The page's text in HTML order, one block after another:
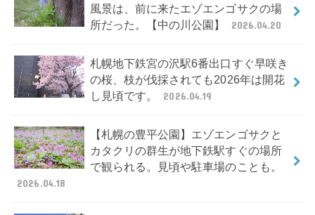
風景は、前に来たエゾエンゴサクの場
所だった。【中の川公園】
2026.04.20
札幌地下鉄宮の沢駅6番出口すぐ早咲き
の桜、枝が伐採されても2026年は開花
し見頃です。
2026.04.19
【札幌の豊平公園】エゾエンゴサクと
カタクリの群生が地下鉄駅すぐの場所
で観られる。見頃や駐車場のことも。
2026.04.18